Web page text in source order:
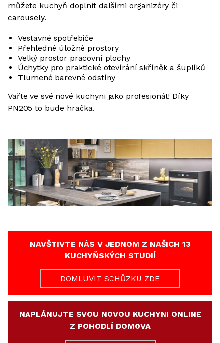
můžete kuchyň doplnit dalšími organizéry či
carousely.
Vestavné spotřebiče
Přehledné úložné prostory
Velký prostor pracovní plochy
Úchytky pro praktické otevírání skříněk a šuplíků
Tlumené barevné odstíny
Vařte ve své nové kuchyni jako profesionál! Díky
PN205 to bude hračka.
NAVŠTIVTE NÁS V JEDNOM Z NAŠICH 13
KUCHYŇSKÝCH STUDIÍ
DOMLUVIT SCHŮZKU ZDE
NAPLÁNUJTE SVOU NOVOU KUCHYNI ONLINE
Z POHODLÍ DOMOVA